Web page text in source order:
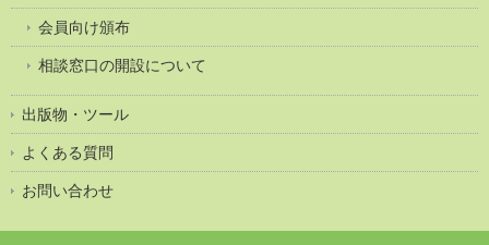
会員向け頒布
相談窓口の開設について
出版物・ツール
よくある質問
お問い合わせ